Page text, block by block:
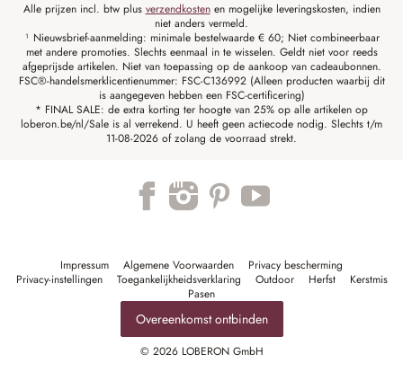
Alle prijzen incl. btw plus verzendkostenen mogelijke leveringskosten, indien
niet anders vermeld.
¹ Nieuwsbrief-aanmelding: minimale bestelwaarde € 60; Niet combineerbaar
met andere promoties. Slechts eenmaal in te wisselen. Geldt niet voor reeds
afgeprijsde artikelen. Niet van toepassing op de aankoop van cadeaubonnen.
FSC®-handelsmerklicentienummer: FSC-C136992 (Alleen producten waarbij dit
is aangegeven hebben een FSC-certificering)
* FINAL SALE: de extra korting ter hoogte van 25% op alle artikelen op
loberon.be/nl/Sale is al verrekend. U heeft geen actiecode nodig. Slechts t/m
11-08-2026 of zolang de voorraad strekt.
Impressum Algemene Voorwaarden
Privacy bescherming
Privacy-instellingen
Toegankelijkheidsverklaring Outdoor Herfst
Kerstmis
Pasen
Overeenkomst ontbinden
© 2026 LOBERON GmbH